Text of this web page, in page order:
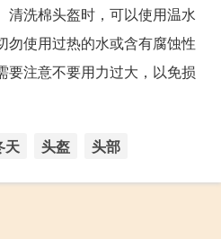
清洗棉头盔时，可以使用温水
勿使用过热的水或含有腐蚀性
要注意不要用力过大，以免损
天 头盔 头部